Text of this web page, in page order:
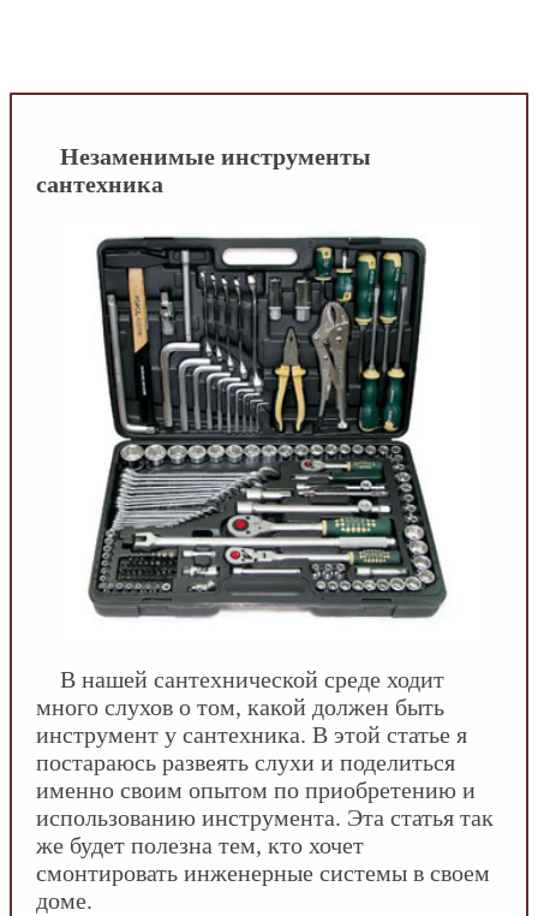
Незаменимые инструменты
сантехника
В нашей сантехнической среде ходит
много слухов о том, какой должен быть
инструмент у сантехника. В этой статье я
постараюсь развеять слухи и поделиться
именно своим опытом по приобретению и
использованию инструмента. Эта статья так
же будет полезна тем, кто хочет
смонтировать инженерные системы в своем
доме.